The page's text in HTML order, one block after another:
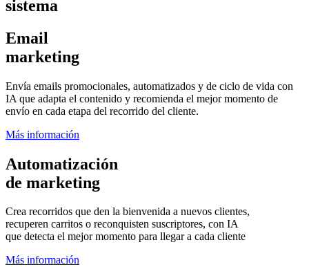
sistema
Email
marketing
Envía emails promocionales, automatizados y de ciclo de vida con
IA que adapta el contenido y recomienda el mejor momento de
envío en cada etapa del recorrido del cliente.
Más información
Automatización
de marketing
Crea recorridos que den la bienvenida a nuevos clientes,
recuperen carritos o reconquisten suscriptores, con IA
que detecta el mejor momento para llegar a cada cliente
Más información